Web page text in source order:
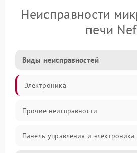
Неисправности
печи
Виды неисправностей
Электроника
Прочие неисправности
Панель управления и электроника